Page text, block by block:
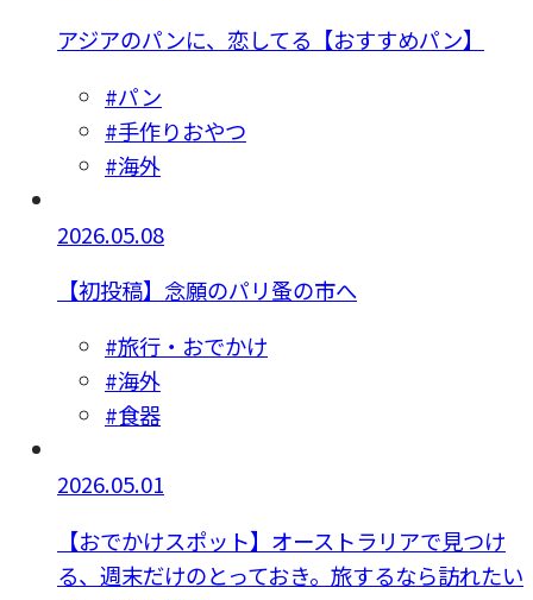
アジアのパンに、恋してる【おすすめパン】
#パン
#手作りおやつ
#海外
2026.05.08
【初投稿】念願のパリ蚤の市へ
#旅行・おでかけ
#海外
#食器
2026.05.01
【おでかけスポット】オーストラリアで見つけ
る、週末だけのとっておき。旅するなら訪れたい